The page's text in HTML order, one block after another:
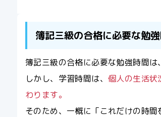
簿記三級の合格に必要な勉
簿記三級の合格に必要な勉強時間は、
しかし、学習時間は、 個人の生活状
わります。
そのため、一概に「これだけの時間